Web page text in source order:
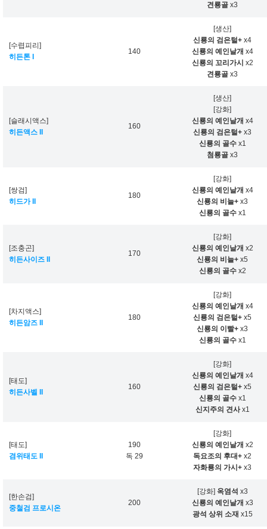
견룡골 x3
[수렵피리]
히든톤 I
140
[생산]
신룡의 검은털+ x4
신룡의 예인날개 x4
신룡의 꼬리가시 x2
견룡골 x3
[슬래시액스]
히든액스 II
160
[생산]
[강화]
신룡의 예인날개 x4
신룡의 검은털+ x3
신룡의 골수x1
첨룡골 x3
[쌍검]
히드가 II
180
[강화]
신룡의 예인날개 x4
신룡의 비늘+ x3
신룡의 골수x1
[조충곤]
히든사이즈 II
170
[강화]
신룡의 예인날개 x2
신룡의 비늘+ x5
신룡의 골수x2
[차지액스]
히든암즈 II
180
[강화]
신룡의 예인날개 x4
신룡의 검은털+ x5
신룡의 이빨+ x3
신룡의 골수x1
[태도]
히든사벨 II
160
[강화]
신룡의 예인날개 x4
신룡의 검은털+ x5
신룡의 골수x1
신지주의 견사x1
[태도]
겸위태도 II
190
독 29
[강화]
신룡의 예인날개 x2
독요조의 후대+ x2
자화룡의 가시+ x3
[한손검]
중철검 프로시온
200
[강화] 옥염석 x3
신룡의 예인날개 x3
광석 상위 소재 x15